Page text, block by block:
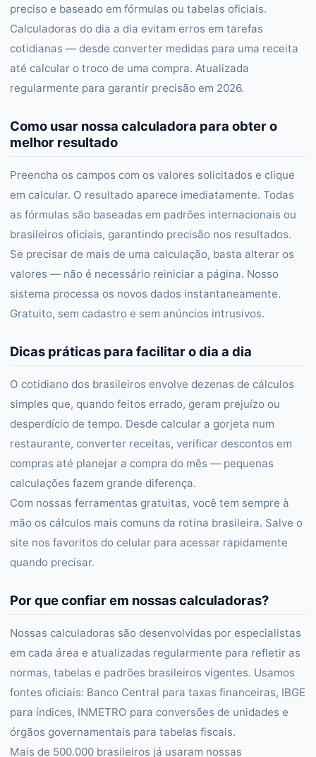
preciso e baseado em fórmulas ou tabelas oficiais.
Calculadoras do dia a dia evitam erros em tarefas
cotidianas — desde converter medidas para uma receita
até calcular o troco de uma compra. Atualizada
regularmente para garantir precisão em 2026.
Como usar nossa calculadora para obter o
melhor resultado
Preencha os campos com os valores solicitados e clique
em calcular. O resultado aparece imediatamente. Todas
as fórmulas são baseadas em padrões internacionais ou
brasileiros oficiais, garantindo precisão nos resultados.
Se precisar de mais de uma calculação, basta alterar os
valores — não é necessário reiniciar a página. Nosso
sistema processa os novos dados instantaneamente.
Gratuito, sem cadastro e sem anúncios intrusivos.
Dicas práticas para facilitar o dia a dia
O cotidiano dos brasileiros envolve dezenas de cálculos
simples que, quando feitos errado, geram prejuízo ou
desperdício de tempo. Desde calcular a gorjeta num
restaurante, converter receitas, verificar descontos em
compras até planejar a compra do mês — pequenas
calculações fazem grande diferença.
Com nossas ferramentas gratuitas, você tem sempre à
mão os cálculos mais comuns da rotina brasileira. Salve o
site nos favoritos do celular para acessar rapidamente
quando precisar.
Por que confiar em nossas calculadoras?
Nossas calculadoras são desenvolvidas por especialistas
em cada área e atualizadas regularmente para refletir as
normas, tabelas e padrões brasileiros vigentes. Usamos
fontes oficiais: Banco Central para taxas financeiras, IBGE
para índices, INMETRO para conversões de unidades e
órgãos governamentais para tabelas fiscais.
Mais de 500.000 brasileiros já usaram nossas